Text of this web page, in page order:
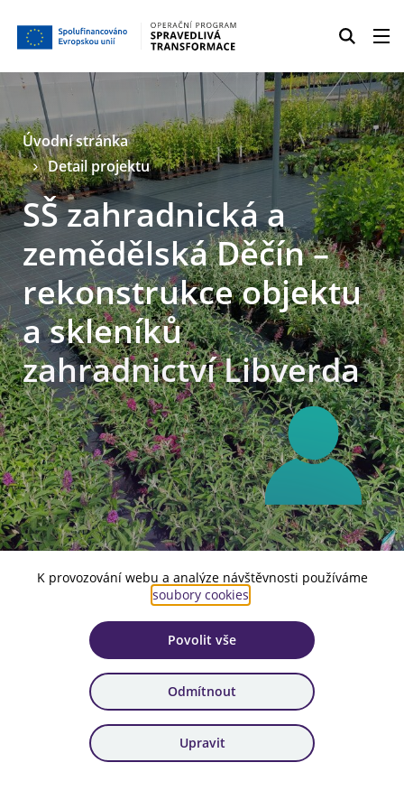
Úvodní stránka
Detail projektu
SŠ zahradnická a
zemědělská Děčín –
rekonstrukce objektu
a skleníků
zahradnictví Libverda
Celková rekonstrukce a modernizace školního střediska
okrasné školky výrazně zlepšuje podmínky pro vzdělávání
na Střední škole zahradnické a zemědělské Antonína
Emanuela Komerse v Děčíně–Libverdě. Nové prostředí
umožňuje žákům osvojovat si zahradnické dovednosti v
profesionálním a podnětném zázemí a pedagogům
poskytuje kvalitní podmínky pro odborné vedení výuky.
Projekt tak posiluje úroveň řemeslného vzdělávání i
K provozování webu a analýze návštěvnosti používáme
soubory cookies
Povolit vše
Odmítnout
Upravit